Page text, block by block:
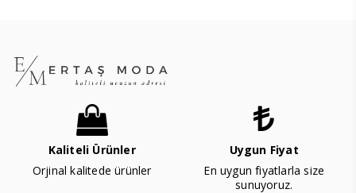
Kaliteli Ürünler
Orjinal kalitede ürünler
Uygun Fiyat
En uygun fiyatlarla size
sunuyoruz.